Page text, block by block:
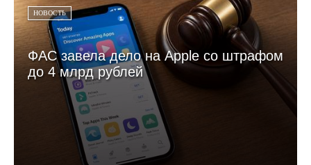
НОВОСТЬ
ФАС завела дело на Apple со штрафом
до 4 млрд рублей